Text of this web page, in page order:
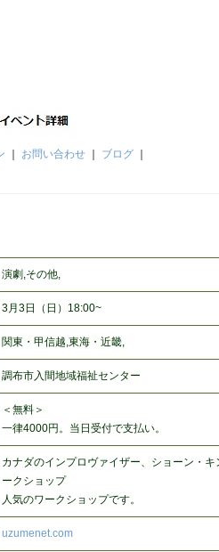
お問い合わせ ブログ
演劇,その他,
3月3日（日）18:00~
関東・甲信越,東海・近畿,
調布市入間地域福祉センター
＜無料＞
一律4000円。当日受付で支払い。
カナダのインプロヴァイザー、ショーン・キ
ークショップ
人気のワークショップです。
uzumenet.com